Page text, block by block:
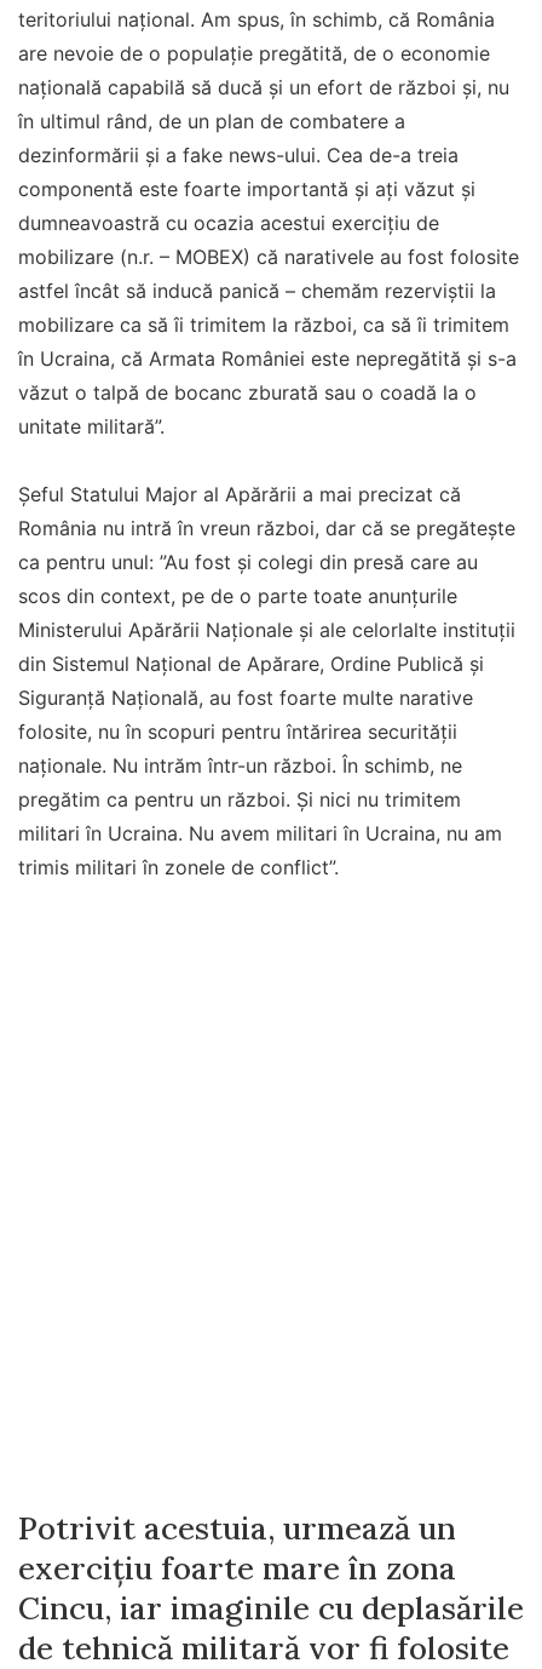
teritoriului naţional. Am spus, în schimb, că România
are nevoie de o populaţie pregătită, de o economie
naţională capabilă să ducă şi un efort de război şi, nu
în ultimul rând, de un plan de combatere a
dezinformării şi a fake news-ului. Cea de-a treia
componentă este foarte importantă şi aţi văzut şi
dumneavoastră cu ocazia acestui exerciţiu de
mobilizare (n.r. – MOBEX) că narativele au fost folosite
astfel încât să inducă panică – chemăm rezerviştii la
mobilizare ca să îi trimitem la război, ca să îi trimitem
în Ucraina, că Armata României este nepregătită şi s-a
văzut o talpă de bocanc zburată sau o coadă la o
unitate militară”.
Șeful Statului Major al Apărării a mai precizat că
România nu intră în vreun război, dar că se pregăteşte
ca pentru unul: ”Au fost şi colegi din presă care au
scos din context, pe de o parte toate anunţurile
Ministerului Apărării Naţionale şi ale celorlalte instituţii
din Sistemul Naţional de Apărare, Ordine Publică şi
Siguranţă Naţională, au fost foarte multe narative
folosite, nu în scopuri pentru întărirea securităţii
naţionale. Nu intrăm într-un război. În schimb, ne
pregătim ca pentru un război. Şi nici nu trimitem
militari în Ucraina. Nu avem militari în Ucraina, nu am
trimis militari în zonele de conflict”.
Potrivit acestuia, urmează un
exerciţiu foarte mare în zona
Cincu, iar imaginile cu deplasările
de tehnică militară vor fi folosite